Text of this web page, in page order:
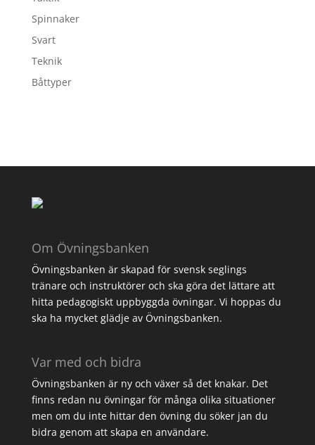
Spinnaker
Svart
Teknik
Båttyper
Om Övningsbanken
Övningsbanken är skapad för svensk seglings
tränare och instruktörer och ska göra det lättare att
hitta pedagogiskt uppbyggda övningar. Vi hoppas du
ska ha mycket glädje av Övningsbanken.
Var med och bidra
Övningsbanken är ny och växer så det knakar. Det
finns redan nu övningar för många olika situationer
men om du inte hittar den övning du söker jan du
bidra genom att skapa en användare.